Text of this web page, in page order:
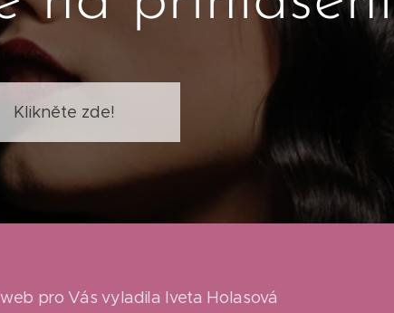
Klikněte zde!
pro Vás vyladila Iveta Holasová